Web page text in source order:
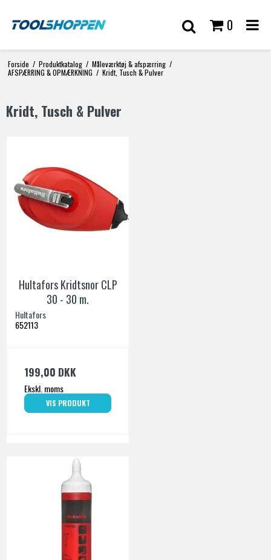
0
Forside / Produktkatalog / Måleværktøj & afspærring /
AFSPÆRRING & OPMÆRKNING / Kridt, Tusch & Pulver
Kridt, Tusch & Pulver
Hultafors Kridtsnor CLP
30 - 30 m.
Hultafors
652113
199,00 DKK
Ekskl. moms
VIS PRODUKT